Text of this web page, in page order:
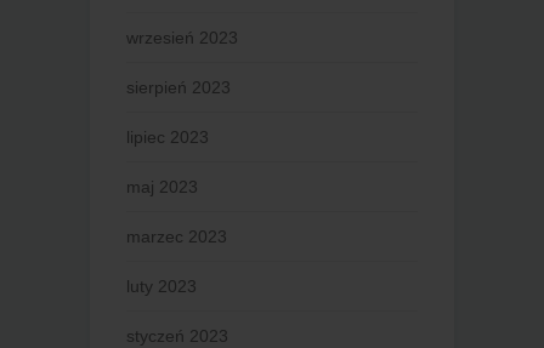
wrzesień 2023
sierpień 2023
lipiec 2023
maj 2023
marzec 2023
luty 2023
styczeń 2023